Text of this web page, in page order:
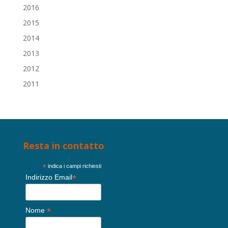
2016
2015
2014
2013
2012
2011
Resta in contatto
*indica i campi richiesti
Indirizzo Email*
Nome *